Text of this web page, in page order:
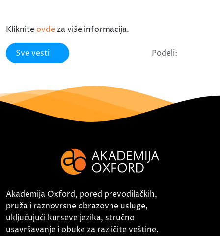
Kliknite ovde za više informacija.
Sve vesti Podeli:
Akademija Oxford, pored prevodilačkih,
pruža i raznovrsne obrazovne usluge,
uključujući kurseve jezika, stručno
usavršavanje i obuke za različite veštine.